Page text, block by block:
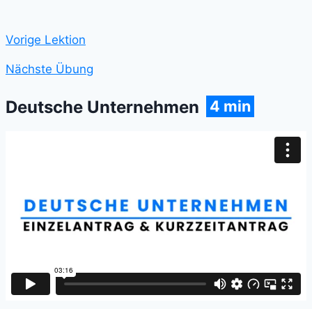
Vorige Lektion
Nächste Übung
Deutsche Unternehmen 4 min